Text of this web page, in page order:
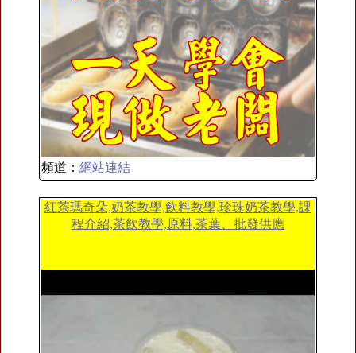
頻道： 網站連結
紅茶瑪奇朵,奶茶教學,飲料教學,珍珠奶茶教學,課
程介紹,茶飲教學,原料,茶葉、批發供應